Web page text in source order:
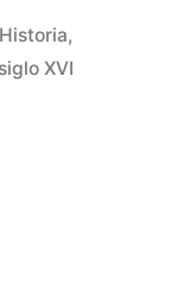
Historia,
siglo XVI